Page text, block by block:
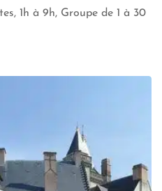
1h à 9h, Groupe de 1 à 30